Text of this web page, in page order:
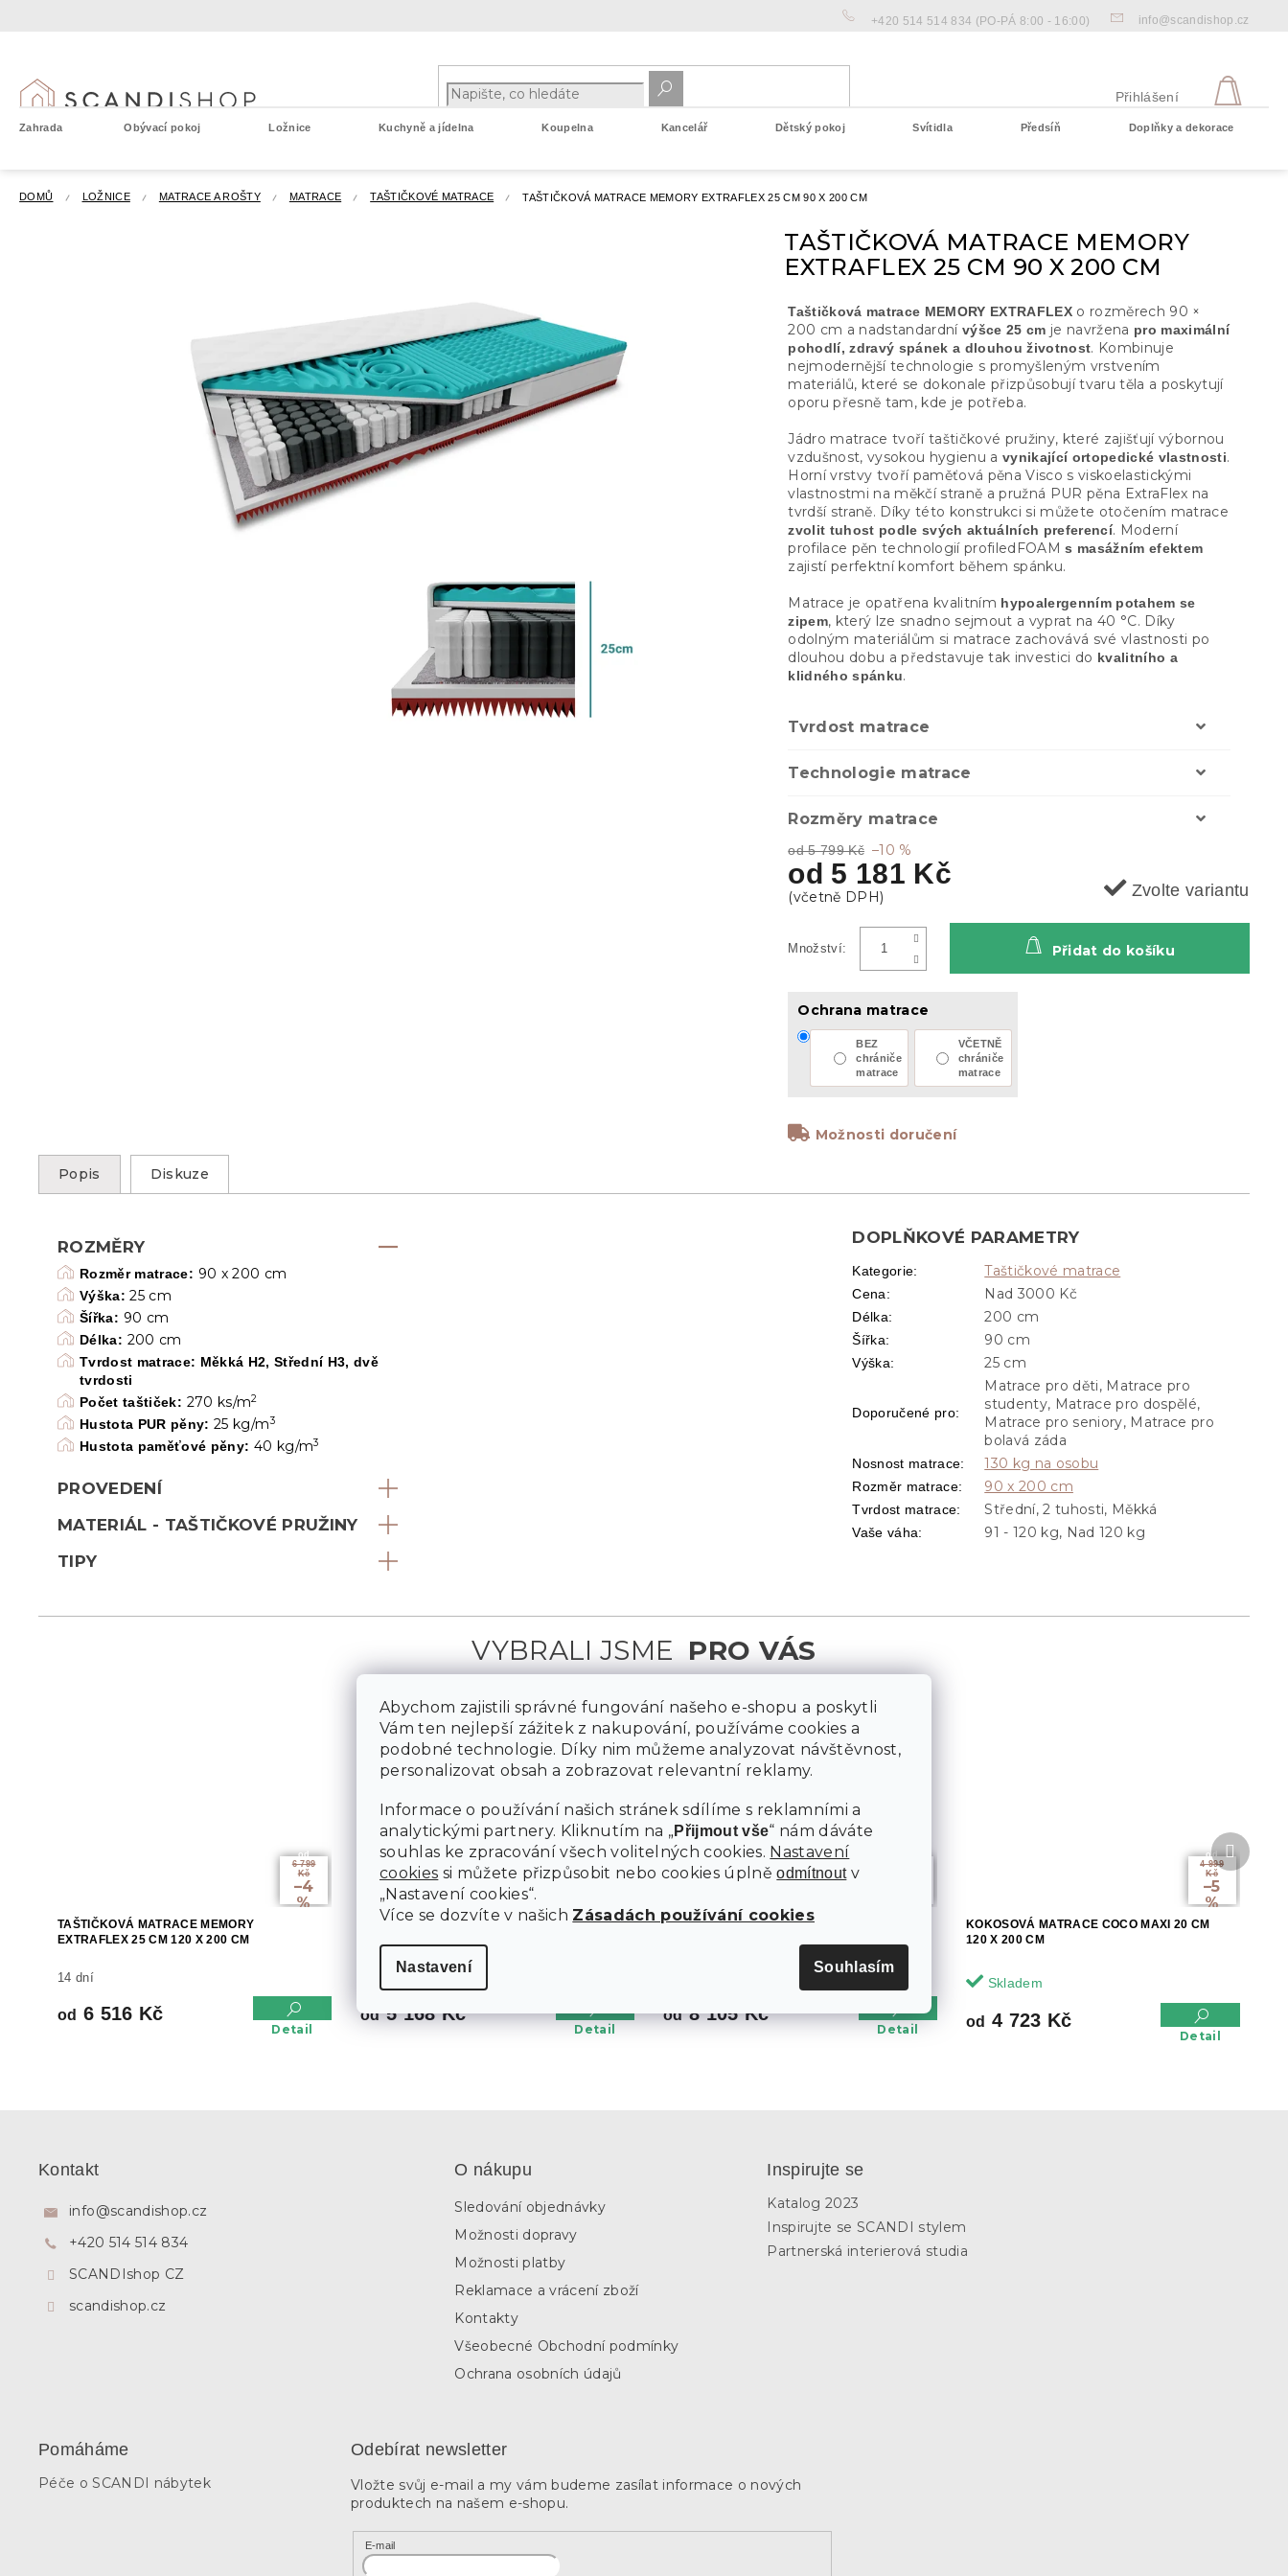
Abychom zajistili správné fungování našeho e-shopu a poskytli
Vám ten nejlepší zážitek z nakupování, používáme cookies a
podobné technologie. Díky nim můžeme analyzovat návštěvnost,
personalizovat obsah a zobrazovat relevantní reklamy.
Informace o používání našich stránek sdílíme s reklamními a
analytickými partnery. Kliknutím na „Přijmout vše“ nám dáváte
souhlas ke zpracování všech volitelných cookies. Nastavení
cookies si můžete přizpůsobit nebo cookies úplněodmítnoutv
„Nastavení cookies“.
Více se dozvíte v našich Zásadách používání cookies
Nastavení Souhlasím
+420 514 514 834 (PO-PÁ 8:00 - 16:00) info@scandishop.cz
Přihlášení
Zahrada Obývací pokoj Ložnice Kuchyně a jídelna Koupelna Kancelář Dětský pokoj Svítidla Předsíň Doplňky a dekorace
DOMŮ LOŽNICE MATRACE A ROŠTY MATRACE TAŠTIČKOVÉ MATRACE TAŠTIČKOVÁ MATRACE MEMORY EXTRAFLEX 25 CM 90 X 200 CM
TAŠTIČKOVÁ MATRACE MEMORY
EXTRAFLEX 25 CM 90 X 200 CM
od 5 799 Kč –10 %
od 5 181 Kč
Zvolte variantu
Ochrana matrace
BEZ
chrániče
matrace
VČETNĚ
chrániče
matrace
Možnosti doručení
Přidat do košíku
Taštičková matrace MEMORY EXTRAFLEX o rozměrech 90 ×
200 cm a nadstandardnívýšce 25 cm je navržena pro maximální
pohodlí, zdravý spánek a dlouhou životnost. Kombinuje
nejmodernější technologie s promyšleným vrstvením
materiálů, které se dokonale přizpůsobují tvaru těla a poskytují
oporu přesně tam, kde je potřeba.
Jádro matrace tvoří taštičkové pružiny, které zajišťují výbornou
vzdušnost, vysokou hygienu avynikající ortopedické vlastnosti.
Horní vrstvy tvoří paměťová pěna Visco s viskoelastickými
vlastnostmi na měkčí straně a pružná PUR pěna ExtraFlex na
tvrdší straně. Díky této konstrukci si můžete otočením matrace
zvolit tuhost podle svých aktuálních preferencí. Moderní
profilace pěn technologií profiledFOAMs masážním efektem
zajistí perfektní komfort během spánku.
Matrace je opatřena kvalitním hypoalergenním potahem se
zipem, který lze snadno sejmout a vyprat na 40 °C. Díky
odolným materiálům si matrace zachovává své vlastnosti po
dlouhou dobu a představuje tak investici do kvalitního a
klidného spánku.
Tvrdost matrace
Technologie matrace
Rozměry matrace
od
6 799
Kč
–4
%
TAŠTIČKOVÁ MATRACE MEMORY
EXTRAFLEX 25 CM 120 X 200 CM
14 dní
od 6 516 Kč
Detail
od
Kč
KOKOSOVÁ MATRACE COCO STANDARD
od5 168 Kč
Detail
TAŠTIČKOVÁ MATRACE MEMORY LUX 21CM
od8 105 Kč
Detail
od
4 999
Kč
–5
%
KOKOSOVÁ MATRACE COCO MAXI 20 CM
120 X 200 CM
Skladem
od 4 723 Kč
Detail
Další
produkt
Popis Diskuze
ROZMĚRY
Rozměr matrace: 90 x 200 cm
Výška: 25 cm
Šířka: 90 cm
Délka: 200 cm
Tvrdost matrace: Měkká H2, Střední H3, dvě
tvrdosti
Počet taštiček: 270 ks/m2
Hustota PUR pěny: 25 kg/m3
Hustota paměťové pěny: 40 kg/m3
PROVEDENÍ
MATERIÁL - TAŠTIČKOVÉ PRUŽINY
TIPY
DOPLŇKOVÉ PARAMETRY
Kategorie: Taštičkové matrace
Cena: Nad 3000 Kč
Délka: 200 cm
Šířka: 90 cm
Výška: 25 cm
Doporučené pro:
Matrace pro děti, Matrace pro
studenty, Matrace pro dospělé,
Matrace pro seniory, Matrace pro
bolavá záda
Nosnost matrace: 130 kg na osobu
Rozměr matrace: 90 x 200 cm
Tvrdost matrace: Střední, 2 tuhosti, Měkká
Vaše váha: 91 - 120 kg, Nad 120 kg
Kontakt
info@scandishop.cz
+420 514 514 834
SCANDIshop CZ
scandishop.cz
O nákupu
Sledování objednávky
Možnosti dopravy
Možnosti platby
Reklamace a vrácení zboží
Kontakty
Všeobecné Obchodní podmínky
Ochrana osobních údajů
Inspirujte se
Katalog 2023
Inspirujte se SCANDI stylem
Partnerská interierová studia
Pomáháme
Péče o SCANDI nábytek
Odebírat newsletter
Vložte svůj e-mail a my vám budeme zasílat informace o nových
produktech na našem e-shopu.
E-mail